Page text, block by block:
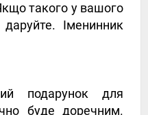
такого у вашого
Іменинник
подарунок для
буде доречним.